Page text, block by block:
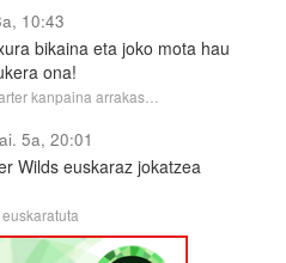
10:43
bikaina eta joko mota hau
ona!
kanpaina arrakas…
5a, 20:01
Wilds euskaraz jokatzea